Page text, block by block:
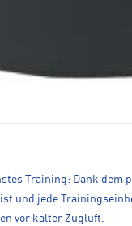
Training: Dank
und jede
vor kalter Zugluft.